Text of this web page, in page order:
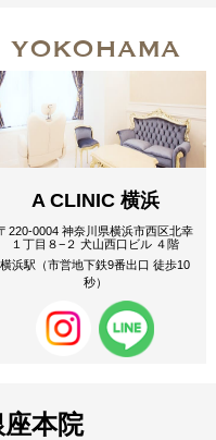
YOKOHAMA
A CLINIC 横浜
220-0004 神奈川県横浜市西区北幸
１丁目８−２ 犬山西口ビル ４階
横浜駅（市営地下鉄9番出口 徒歩10
秒）
本院